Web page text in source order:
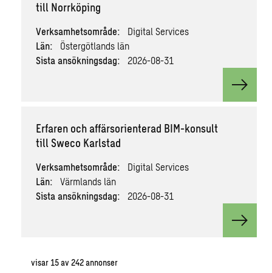
till Norrköping
Verksamhetsområde:
Digital Services
Län:
Östergötlands län
Sista ansökningsdag:
2026-08-31
View
Erfaren och affärsorienterad BIM-konsult
till Sweco Karlstad
Verksamhetsområde:
Digital Services
Län:
Värmlands län
Sista ansökningsdag:
2026-08-31
View
visar 15av242annonser